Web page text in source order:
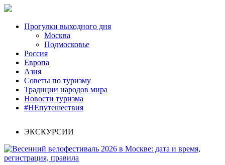
Прогулки выходного дня
Москва
Подмосковье
Россия
Европа
Азия
Советы по туризму
Традиции народов мира
Новости туризма
#НЕпутешествия
ЭКСКУРСИИ